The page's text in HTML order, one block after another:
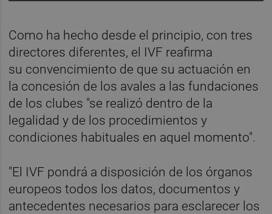
Como ha hecho desde el principio, con tres
directores diferentes, el IVF reafirma
su convencimiento de que su actuación en
la concesión de los avales a las fundaciones
de los clubes "se realizó dentro de la
legalidad y de los procedimientos y
condiciones habituales en aquel momento".
"El IVF pondrá a disposición de los órganos
europeos todos los datos, documentos y
antecedentes necesarios para esclarecer los